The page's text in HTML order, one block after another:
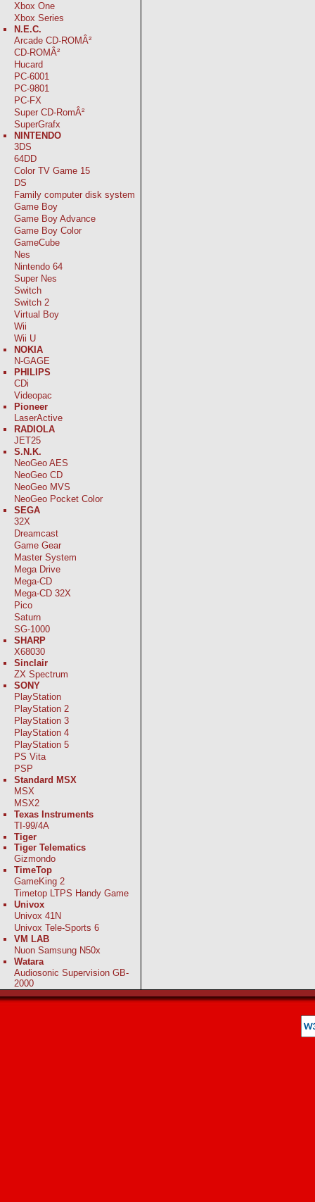
Xbox One
Xbox Series
N.E.C.
Arcade CD-ROMÂ²
CD-ROMÂ²
Hucard
PC-6001
PC-9801
PC-FX
Super CD-RomÂ²
SuperGrafx
NINTENDO
3DS
64DD
Color TV Game 15
DS
Family computer disk system
Game Boy
Game Boy Advance
Game Boy Color
GameCube
Nes
Nintendo 64
Super Nes
Switch
Switch 2
Virtual Boy
Wii
Wii U
NOKIA
N-GAGE
PHILIPS
CDi
Videopac
Pioneer
LaserActive
RADIOLA
JET25
S.N.K.
NeoGeo AES
NeoGeo CD
NeoGeo MVS
NeoGeo Pocket Color
SEGA
32X
Dreamcast
Game Gear
Master System
Mega Drive
Mega-CD
Mega-CD 32X
Pico
Saturn
SG-1000
SHARP
X68030
Sinclair
ZX Spectrum
SONY
PlayStation
PlayStation 2
PlayStation 3
PlayStation 4
PlayStation 5
PS Vita
PSP
Standard MSX
MSX
MSX2
Texas Instruments
TI-99/4A
Tiger
Tiger Telematics
Gizmondo
TimeTop
GameKing 2
Timetop LTPS Handy Game
Univox
Univox 41N
Univox Tele-Sports 6
VM LAB
Nuon Samsung N50x
Watara
Audiosonic Supervision GB-
2000